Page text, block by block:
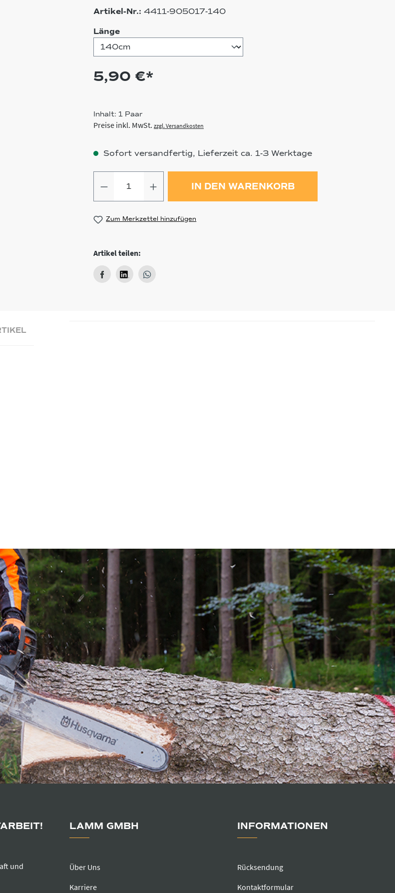
Artikel-Nr.: 4411-905017-140
Längeauswählen
5,90 €*
Inhalt: 1 Paar
Preise inkl. MwSt. zzgl. Versandkosten
Sofort versandfertig, Lieferzeit ca. 1-3 Werktage
Produkt Anzahl: Gib den gewünschten Wert
IN DEN WARENKORB
Zum Merkzettel hinzufügen
Artikel teilen:
und
LAMM GMBH
Über Uns
Karriere
INFORMATIONEN
Rücksendung
Kontaktformular